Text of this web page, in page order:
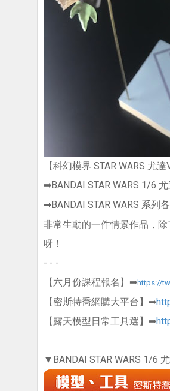
【科幻模界 STAR WARS 尤達
➡BANDAI STAR WARS 1/6
➡BANDAI STAR WARS 系列
非常生動的一件情景作品，
呀！
- - -
【六月份課程報名】➡https://
【密斯特喬網購大平台】➡
【露天模型日常工具選】➡
▼BANDAI STAR WARS 1/6